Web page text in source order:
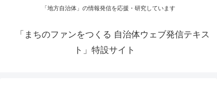
「地方自治体」の情報発信を応援・研究しています
「まちのファンをつくる 自治体ウェブ発信テキス
ト」特設サイト